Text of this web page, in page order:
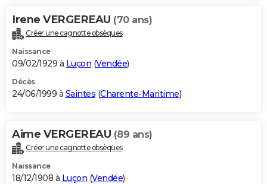
Irene VERGEREAU (70 ans)
Créer une cagnotte obsèques
Naissance
09/02/1929 à Luçon (Vendée)
Décès
24/06/1999 à Saintes (Charente-Maritime)
Aime VERGEREAU (89 ans)
Créer une cagnotte obsèques
Naissance
18/12/1908 à Luçon (Vendée)